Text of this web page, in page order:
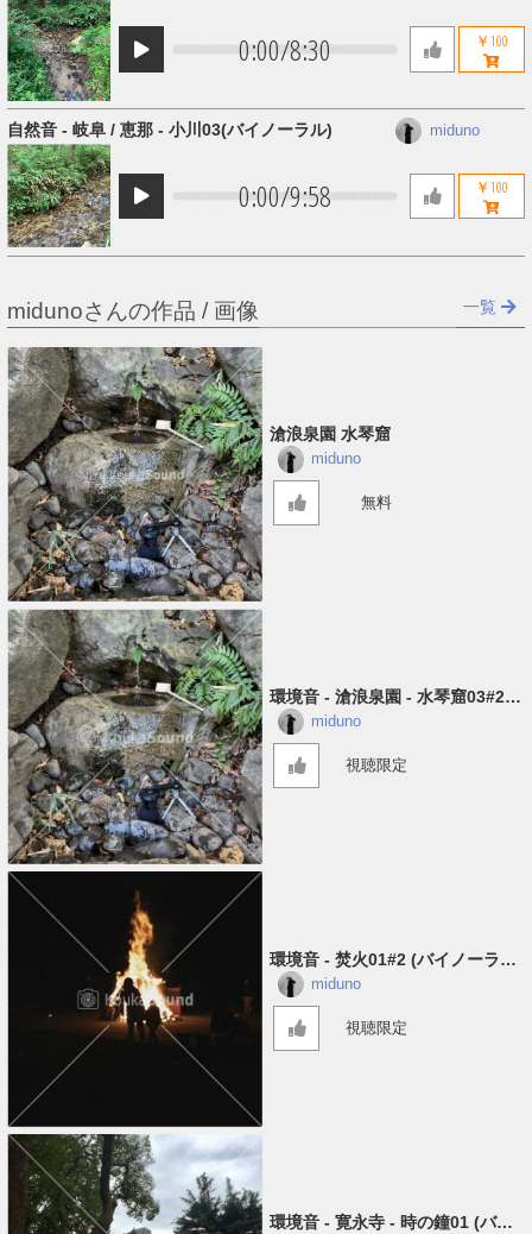
0:00/8:30 ￥100
0:00/9:58
自然音 - 岐阜 / 恵那 - 小川03​(​バイノーラル) miduno
￥100
midunoさんの作品 / 画像 一覧
滄浪泉園 水琴窟
miduno
無料
環境音 - 滄浪泉園 - 水琴窟03#2
(バイノーラル)
miduno
視聴限定
環境音 - 焚火01#2 (バイノーラル
録音) miduno
視聴限定
環境音 - 寛永寺 - 時の鐘01 (バイ